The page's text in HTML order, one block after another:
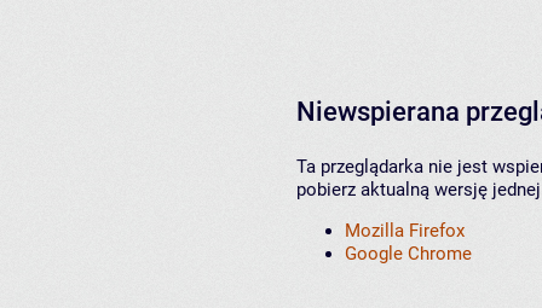
Niewspierana
Ta przeglądarka nie jest
pobierz aktualną wersję
Mozilla Firefox
Google Chrome